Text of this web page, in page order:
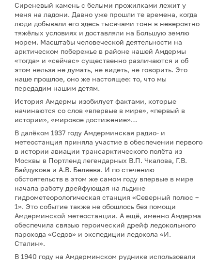
Сиреневый камень с белыми прожилками лежит у
меня на ладони. Давно уже прошли те времена, когда
люди добывали его здесь тысячами тонн в невероятно
тяжёлых условиях и доставляли на Большую землю
морем. Масштабы человеческой деятельности на
арктическом побережье в районе нашей Амдермы
«тогда» и «сейчас» существенно различаются и об
этом нельзя не думать, не видеть, не говорить. Это
наше прошлое, оно же настоящее: то, что мы
передадим нашим детям.
История Амдермы изобилует фактами, которые
начинаются со слов «впервые в мире», «первый в
истории», «мировое достижение»…
В далёком 1937 году Амдерминская радио- и
метеостанция приняла участие в обеспечении первого
в истории авиации трансарктического полёта из
Москвы в Портленд легендарных В.П. Чкалова, Г.В.
Байдукова и А.В. Беляева. И по стечению
обстоятельств в этом же самом году впервые в мире
начала работу дрейфующая на льдине
гидрометеорологическая станция «Северный полюс –
1». Это событие также не обошлось без помощи
Амдерминской метеостанции. А ещё, именно Амдерма
обеспечила связью героический дрейф ледокольного
парохода «Седов» и экспедиции ледокола «И.
Сталин».
В 1940 году на Амдерминском руднике использовали